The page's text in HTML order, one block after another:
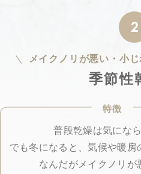
2
メイクノリが悪い・小
季節性
特徴
普段乾燥は気になら
でも冬になると、気候や暖房
なんだがメイクノリが